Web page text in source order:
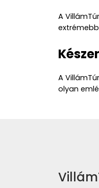
A
A
olyan